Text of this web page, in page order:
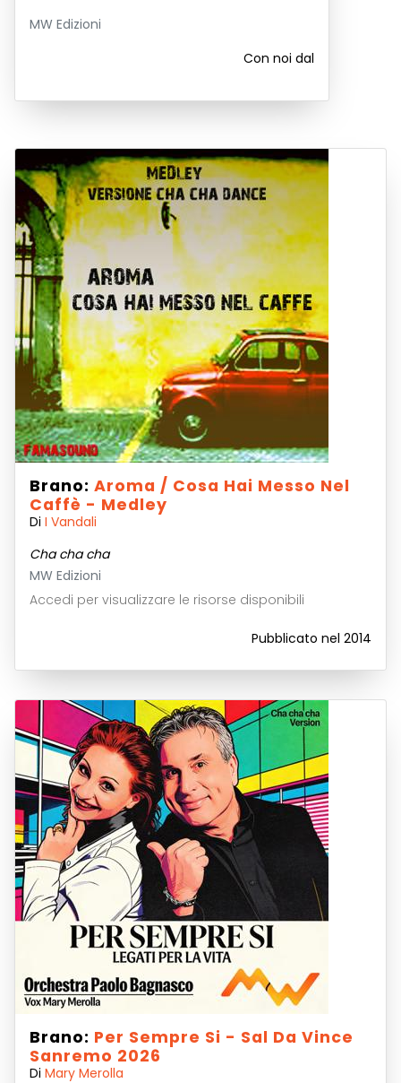
MW Edizioni
Con noi dal
Brano: Aroma / Cosa Hai Messo Nel
Caffè - Medley
Di I Vandali
Cha cha cha
MW Edizioni
Accedi per visualizzare le risorse disponibili
Pubblicato nel 2014
Brano: Per Sempre Si - Sal Da Vince
Sanremo 2026
Di Mary Merolla